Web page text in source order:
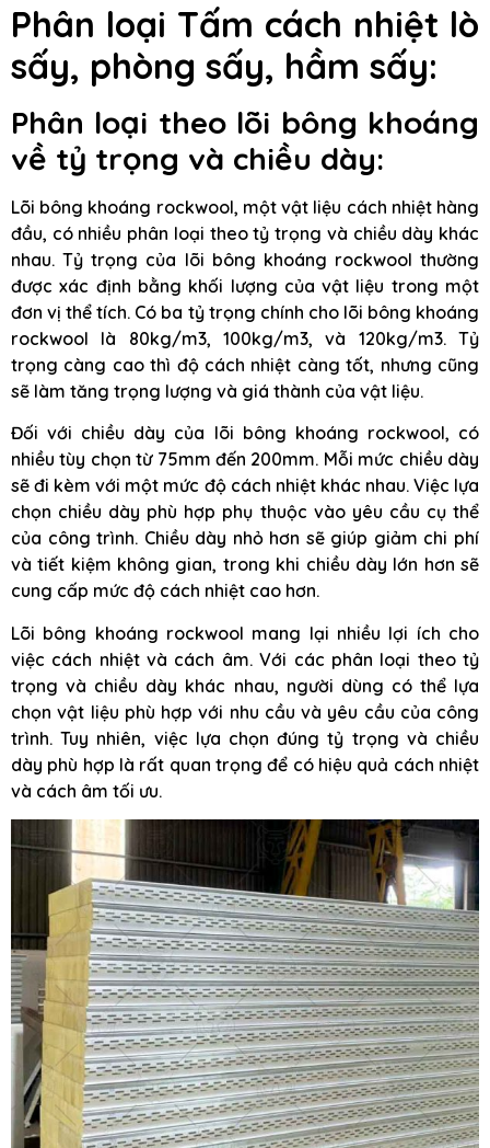
Phân loại Tấm cách nhiệt lò
sấy, phòng sấy, hầm sấy:
Phân loại theo lõi bông khoáng
về tỷ trọng và chiều dày:
Lõi bông khoáng rockwool, một vật liệu cách nhiệt hàng
đầu, có nhiều phân loại theo tỷ trọng và chiều dày khác
nhau. Tỷ trọng của lõi bông khoáng rockwool thường
được xác định bằng khối lượng của vật liệu trong một
đơn vị thể tích. Có ba tỷ trọng chính cho lõi bông khoáng
rockwool là 80kg/m3, 100kg/m3, và 120kg/m3. Tỷ
trọng càng cao thì độ cách nhiệt càng tốt, nhưng cũng
sẽ làm tăng trọng lượng và giá thành của vật liệu.
Đối với chiều dày của lõi bông khoáng rockwool, có
nhiều tùy chọn từ 75mm đến 200mm. Mỗi mức chiều dày
sẽ đi kèm với một mức độ cách nhiệt khác nhau. Việc lựa
chọn chiều dày phù hợp phụ thuộc vào yêu cầu cụ thể
của công trình. Chiều dày nhỏ hơn sẽ giúp giảm chi phí
và tiết kiệm không gian, trong khi chiều dày lớn hơn sẽ
cung cấp mức độ cách nhiệt cao hơn.
Lõi bông khoáng rockwool mang lại nhiều lợi ích cho
việc cách nhiệt và cách âm. Với các phân loại theo tỷ
trọng và chiều dày khác nhau, người dùng có thể lựa
chọn vật liệu phù hợp với nhu cầu và yêu cầu của công
trình. Tuy nhiên, việc lựa chọn đúng tỷ trọng và chiều
dày phù hợp là rất quan trọng để có hiệu quả cách nhiệt
và cách âm tối ưu.